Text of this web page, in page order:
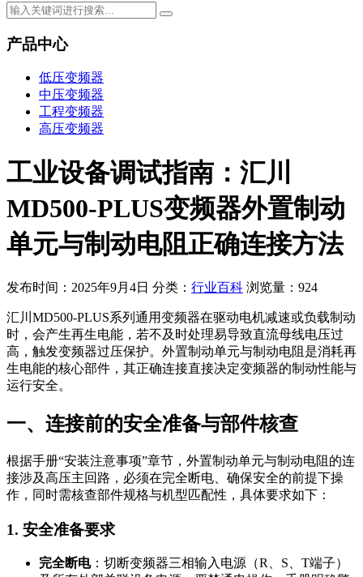
产品中心
低压变频器
中压变频器
工程变频器
高压变频器
工业设备调试指南：汇川
MD500-PLUS变频器外置制动
单元与制动电阻正确连接方法
发布时间：2025年9月4日 分类： 行业百科 浏览量：924
汇川MD500-PLUS系列通用变频器在驱动电机减速或负载制动
时，会产生再生电能，若不及时处理易导致直流母线电压过
高，触发变频器过压保护。外置制动单元与制动电阻是消耗再
生电能的核心部件，其正确连接直接决定变频器的制动性能与
运行安全。
一、连接前的安全准备与部件核查
根据手册“安装注意事项”章节，外置制动单元与制动电阻的连
接涉及高压主回路，必须在完全断电、确保安全的前提下操
作，同时需核查部件规格与机型匹配性，具体要求如下：
1. 安全准备要求
完全断电：切断变频器三相输入电源（R、S、T端子）